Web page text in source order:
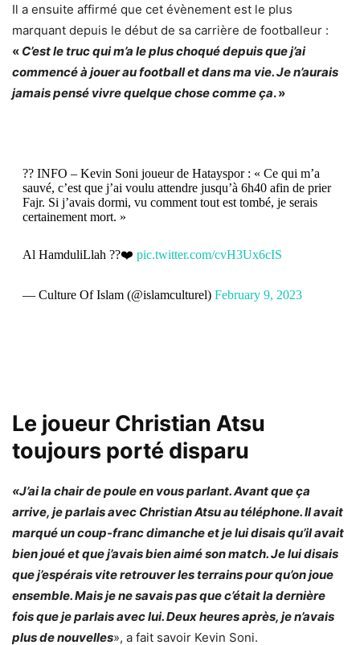
Il a ensuite affirmé que cet évènement est le plus
marquant depuis le début de sa carrière de footballeur :
« C’est le truc qui m’a le plus choqué depuis que j’ai
commencé à jouer au football et dans ma vie. Je n’aurais
jamais pensé vivre quelque chose comme ça. »
?? INFO – Kevin Soni joueur de Hatayspor : « Ce qui m’a
sauvé, c’est que j’ai voulu attendre jusqu’à 6h40 afin de prier
Fajr. Si j’avais dormi, vu comment tout est tombé, je serais
certainement mort. »
Al HamduliLlah ??❤️ pic.twitter.com/cvH3Ux6cIS
— Culture Of Islam (@islamculturel) February 9, 2023
Le joueur Christian Atsu
toujours porté disparu
«J’ai la chair de poule en vous parlant. Avant que ça
arrive, je parlais avec Christian Atsu au téléphone. Il avait
marqué un coup-franc dimanche et je lui disais qu’il avait
bien joué et que j’avais bien aimé son match. Je lui disais
que j’espérais vite retrouver les terrains pour qu’on joue
ensemble. Mais je ne savais pas que c’était la dernière
fois que je parlais avec lui. Deux heures après, je n’avais
plus de nouvelles», a fait savoir Kevin Soni.